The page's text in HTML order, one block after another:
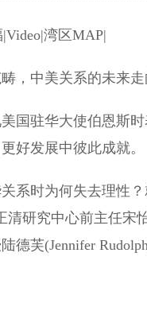
湾区MAP|
中美关系的未来走
驻华大使伯恩斯时
好发展中彼此成就。
时为何失去理性？
研究中心前主任宋
芙(Jennifer